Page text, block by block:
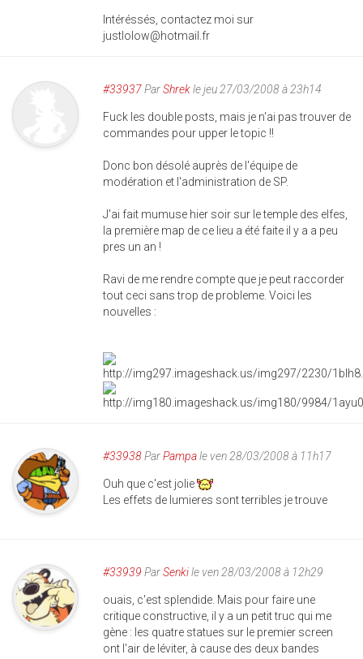
Intéréssés, contactez moi sur
justlolow@hotmail.fr
#33937ParShrekle jeu 27/03/2008 à 23h14
Fuck les double posts, mais je n'ai pas trouver de
commandes pour upper le topic !!
Donc bon désolé auprès de l'équipe de
modération et l'administration de SP.
J'ai fait mumuse hier soir sur le temple des elfes,
la première map de ce lieu a été faite il y a a peu
pres un an !
Ravi de me rendre compte que je peut raccorder
tout ceci sans trop de probleme. Voici les
nouvelles :
#33938ParPampale ven 28/03/2008 à 11h17
Ouh que c'est jolie
Les effets de lumieres sont terribles je trouve
#33939 ParSenkile ven 28/03/2008 à 12h29
ouais, c'est splendide. Mais pour faire une
critique constructive, il y a un petit truc qui me
gène : les quatre statues sur le premier screen
ont l'air de léviter, à cause des deux bandes